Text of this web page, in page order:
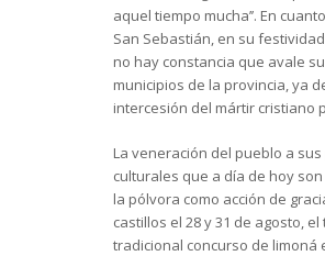
aquel tiempo mucha’’. En
San Sebastián, en su
no hay constancia que avale
municipios de la provincia, ya
intercesión del mártir cristiano
La veneración del pueblo a
culturales que a día de hoy
la pólvora como acción de
castillos el 28 y 31 de agosto,
tradicional concurso de limoná